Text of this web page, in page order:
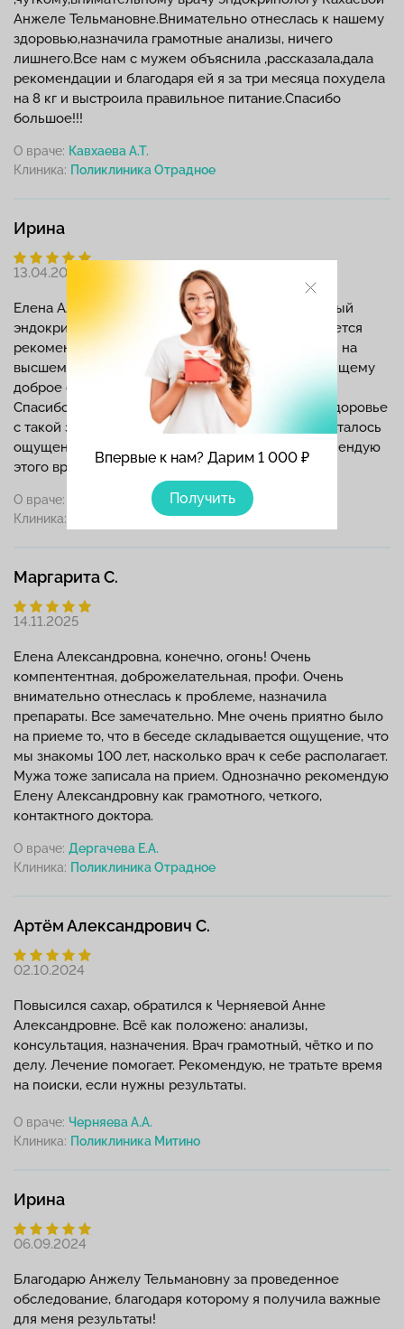
Впервые к нам? Дарим 1 000 ₽
Получить
Анжеле Тельмановне.Внимательно отнеслась к нашему
здоровью,назначила грамотные анализы, ничего
лишнего.Все нам с мужем объяснила ,рассказала,дала
рекомендации и благодаря ей я за три месяца похудела
на 8 кг и выстроила правильное питание.Спасибо
большое!!!
О враче: Кавхаева А.Т.
Клиника:
Ирина
13.04.2026
Елена Александровна Дергачёва — мой идеальный
эндокринолог! Это тот самый врач, которого хочется
рекомендовать всем друзьям. Профессионализм на
высшем уровне, внимание к деталям и по‑настоящему
доброе отношение к пациентам.
Спасибо за то, что помогаете мне заботиться о здоровье
с такой заботой и пониманием! После приёма осталось
ощущение, что я в надёжных руках. Очень рекомендую
этого врача!
О враче:
Дергачева Е.А.
Клиника:
Маргарита С.
14.11.2025
Елена Александровна, конечно, огонь! Очень
компентентная, доброжелательная, профи. Очень
внимательно отнеслась к проблеме, назначила
препараты. Все замечательно. Мне очень приятно было
на приеме то, что в беседе складывается ощущение, что
мы знакомы 100 лет, насколько врач к себе располагает.
Мужа тоже записала на прием. Однозначно рекомендую
Елену Александровну как грамотного, четкого,
контактного доктора.
О враче: Дергачева Е.А.
Клиника:
Артём Александрович С.
02.10.2024
Повысился сахар, обратился к Черняевой Анне
Александровне. Всё как положено: анализы,
консультация, назначения. Врач грамотный, чётко и по
делу. Лечение помогает. Рекомендую, не тратьте время
на поиски, если нужны результаты.
О враче: Черняева А.А.
Клиника:
Ирина
06.09.2024
Благодарю Анжелу Тельмановну за проведенное
обследование, благодаря которому я получила важные
для меня результаты!